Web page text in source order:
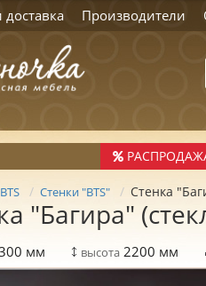
Производители
BTS Стенки "BTS" Стенка
"Багира"
мм высота 2200 мм